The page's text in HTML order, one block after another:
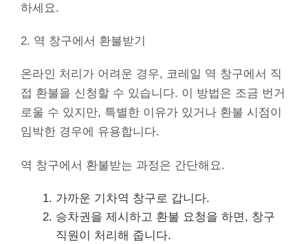
하세요.
2. 역 창구에서 환불받기
온라인 처리가 어려운 경우, 코레일 역 창구에서 직
접 환불을 신청할 수 있습니다. 이 방법은 조금 번거
로울 수 있지만, 특별한 이유가 있거나 환불 시점이
임박한 경우에 유용합니다.
역 창구에서 환불받는 과정은 간단해요.
가까운 기차역 창구로 갑니다.
승차권을 제시하고 환불 요청을 하면, 창구
직원이 처리해 줍니다.